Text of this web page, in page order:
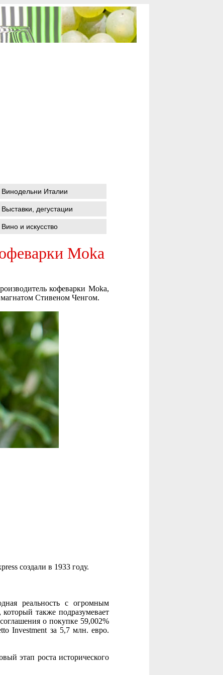
Винодельни Италии
Выставки, дегустации
Вино и искусство
Moka
кофеварки Moka,
Стивеном Ченгом.
создали в 1933 году.
реальность с огромным
также подразумевает
о покупке 59,002%
Investment за 5,7 млн. евро.
этап роста исторического